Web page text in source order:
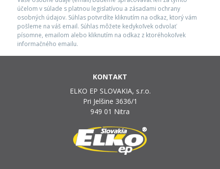
účelom v súlade s platnou legislatívou a zásadami ochrany
osobných údajov. Súhlas potvrdíte kliknutím na odkaz, ktorý vám
pošleme na váš email. Súhlas môžete kedykoľvek odvolať
písomne, emailom alebo kliknutím na odkaz z ktoréhokoľvek
informačného emailu.
KONTAKT
ELKO EP SLOVAKIA, s.r.o.
Pri Jelšine 3636/1
949 01 Nitra